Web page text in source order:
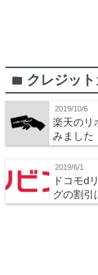
folder クレジッ
2019/10/6
楽天のリ
みました
2019/6/1
ドコモd
グの割引